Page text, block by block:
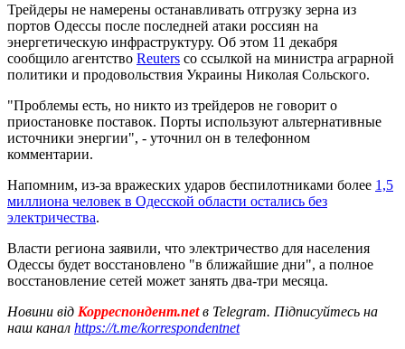
Трейдеры не намерены останавливать отгрузку зерна из
портов Одессы после последней атаки россиян на
энергетическую инфраструктуру. Об этом 11 декабря
сообщило агентство Reuters со ссылкой на министра аграрной
политики и продовольствия Украины Николая Сольского.
"Проблемы есть, но никто из трейдеров не говорит о
приостановке поставок. Порты используют альтернативные
источники энергии", - уточнил он в телефонном
комментарии.
Напомним, из-за вражеских ударов беспилотниками более 1,5
миллиона человек в Одесской области остались без
электричества.
Власти региона заявили, что электричество для населения
Одессы будет восстановлено "в ближайшие дни", а полное
восстановление сетей может занять два-три месяца.
Новини від Корреспондент.netв Telegram. Підписуйтесь на
наш канал https://t.me/korrespondentnet